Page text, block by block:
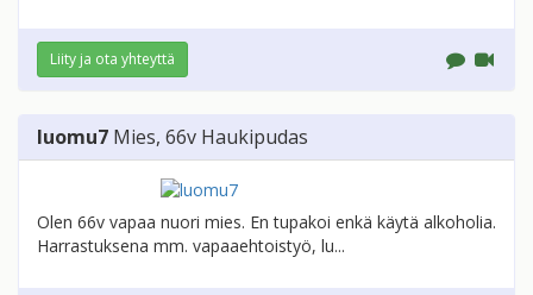
Liity ja ota yhteyttä
luomu7 Mies, 66v Haukipudas
Olen 66v vapaa nuori mies. En tupakoi enkä käytä alkoholia.
Harrastuksena mm. vapaaehtoistyö, lu...